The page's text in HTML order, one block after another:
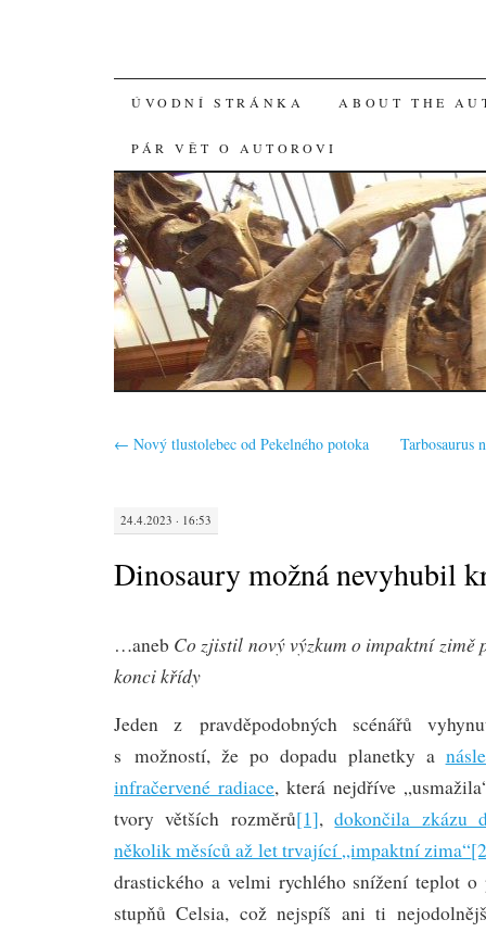
SKIP
TO
CONTENT
ÚVODNÍ STRÁNKA ABOUT THE
PÁR VĚT O AUTOROVI
← Nový tlustolebec od Pekelného potoka Tarbosaurus
24.4.2023 · 16:53
Dinosaury možná nevyhubil
…aneb Co zjistil nový výzkum o impaktní zimě
konci křídy
Jeden z pravděpodobných scénářů
s možností, že po dopadu planetky a
infračervené radiace, která nejdříve
tvory větších rozměrů[1],dokončila zkázu
několik měsíců až let trvající „impaktní zima“
drastického a velmi rychlého snížení teplot o
stupňů Celsia, což nejspíš ani ti